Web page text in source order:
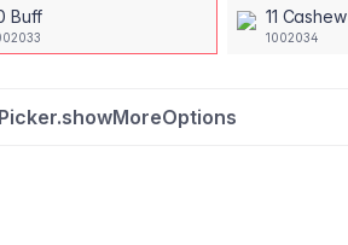
Buff 11 Cashew
1002034